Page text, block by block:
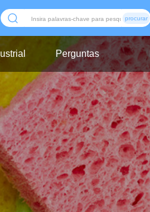
procurar
Perguntas
Frequentes